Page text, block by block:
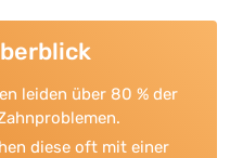
leiden über 80 % der
diese oft mit einer